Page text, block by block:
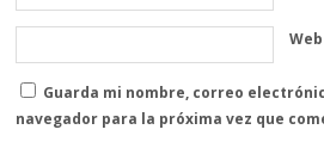
Web
Guarda mi nombre, correo
navegador para la próxima vez que